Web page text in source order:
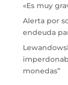
«Es muy
Alerta por
endeuda
monedas”